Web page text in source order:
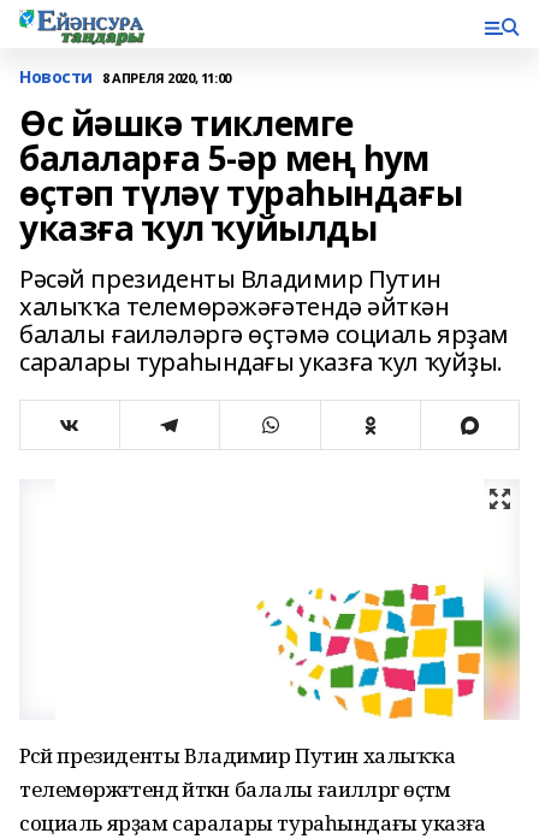
Новости 8 АПРЕЛЯ 2020, 11:00
Өс йәшкә тиклемге
балаларға 5-әр мең һум
өҫтәп түләү тураһындағы
указға ҡул ҡуйылды
Рәсәй президенты Владимир Путин
халыҡҡа телемөрәжәғәтендә әйткән
балалы ғаиләләргә өҫтәмә социаль ярҙам
саралары тураһындағы указға ҡул ҡуйҙы.
Рәсәй президенты Владимир Путин халыҡҡа
телемөрәжәғәтендә әйткән балалы ғаиләләргә өҫтәмә
социаль ярҙам саралары тураһындағы указға